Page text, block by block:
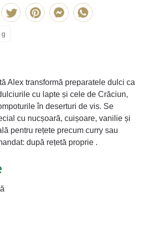
g
Alex transformă preparatele dulci ca
cu lapte și cele de Crăciun,
în deserturi de vis. Se
cu nucșoară, cuișoare, vanilie și
pentru rețete precum curry sau
după rețetă proprie .